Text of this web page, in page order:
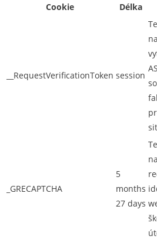
Cookie
Délka
__RequestVerificationToken session
_GRECAPTCHA
5
months
27 days